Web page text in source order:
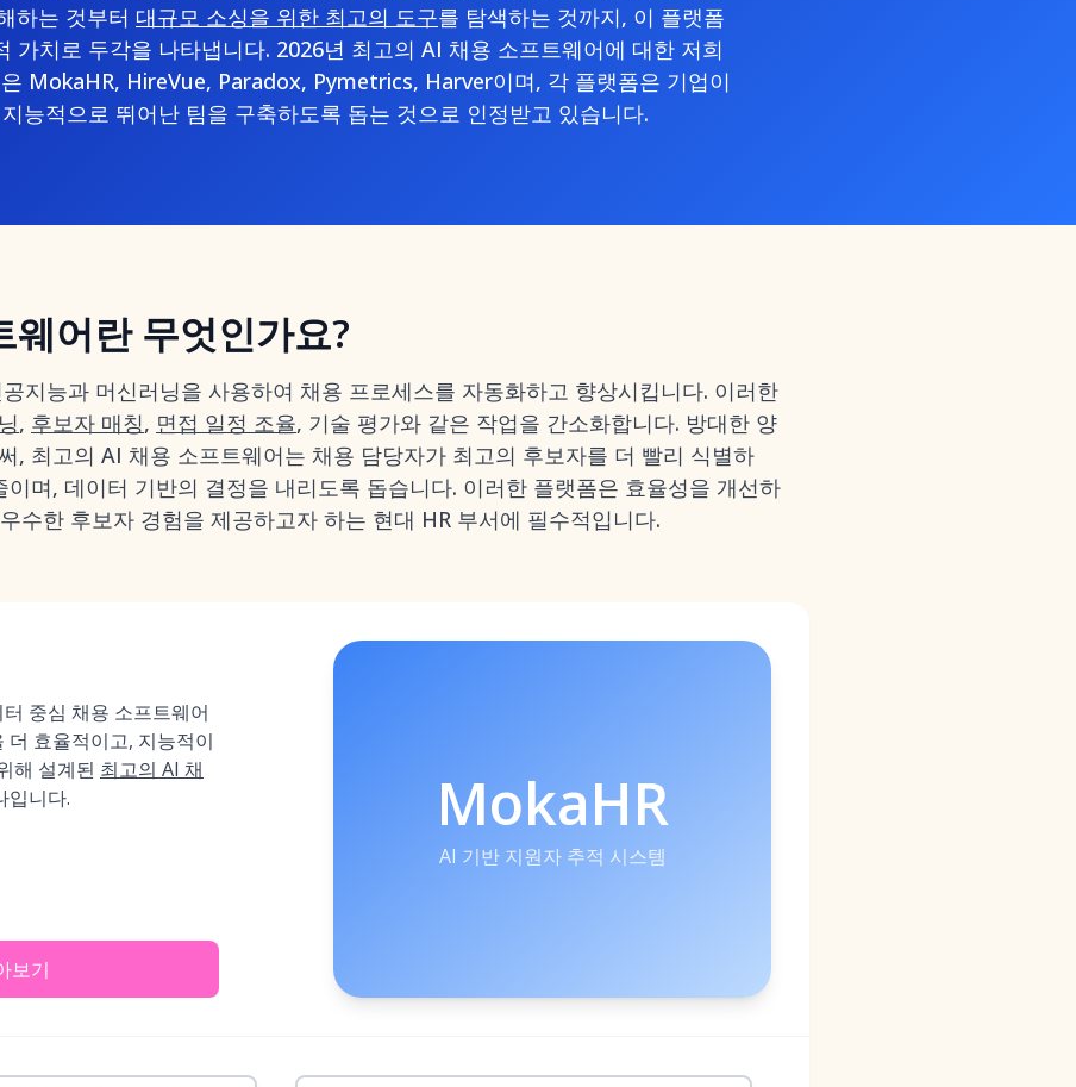
하는 것부터 대규모 소싱을 위한 최고의 도구를 탐색하는 것까지, 이 플랫폼
가치로 두각을 나타냅니다. 2026년 최고의 AI 채용 소프트웨어에 대한 저희
MokaHR, HireVue, Paradox, Pymetrics, Harver이며, 각 플랫폼은 기업이
능적으로 뛰어난 팀을 구축하도록 돕는 것으로 인정받고 있습니다.
웨어란 무엇인가요?
지능과 머신러닝을 사용하여 채용 프로세스를 자동화하고 향상시킵니다. 이러한
, 후보자 매칭, 면접 일정 조율, 기술 평가와 같은 작업을 간소화합니다. 방대한 양
, 최고의 AI 채용 소프트웨어는 채용 담당자가 최고의 후보자를 더 빨리 식별하
며, 데이터 기반의 결정을 내리도록 돕습니다. 이러한 플랫폼은 효율성을 개선하
수한 후보자 경험을 제공하고자 하는 현대 HR 부서에 필수적입니다.
중심 채용 소프트웨어
효율적이고, 지능적이
해 설계된 최고의 AI 채
입니다.
보기
MokaHR
AI 기반 지원자 추적 시스템